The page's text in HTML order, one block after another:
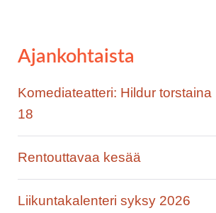
Ajankohtaista
Komediateatteri: Hildur
18
Rentouttavaa kesää
Liikuntakalenteri syksy 2026